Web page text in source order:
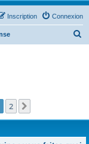
Connexion
Inscription
c
2